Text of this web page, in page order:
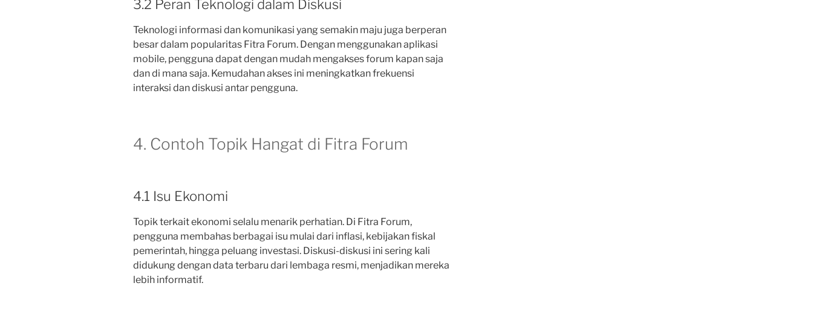
3.2 Peran Teknologi dalam Diskusi
Teknologi informasi dan komunikasi yang semakin maju juga berperan
besar dalam popularitas Fitra Forum. Dengan menggunakan aplikasi
mobile, pengguna dapat dengan mudah mengakses forum kapan saja
dan di mana saja. Kemudahan akses ini meningkatkan frekuensi
interaksi dan diskusi antar pengguna.
4. Contoh Topik Hangat di Fitra Forum
4.1 Isu Ekonomi
Topik terkait ekonomi selalu menarik perhatian. Di Fitra Forum,
pengguna membahas berbagai isu mulai dari inflasi, kebijakan fiskal
pemerintah, hingga peluang investasi. Diskusi-diskusi ini sering kali
didukung dengan data terbaru dari lembaga resmi, menjadikan mereka
lebih informatif.